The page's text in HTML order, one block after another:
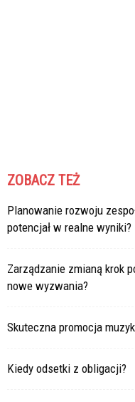
ZOBACZ TEŻ
Planowanie rozwoju
potencjał w realne wyniki?
Zarządzanie zmianą krok
nowe wyzwania?
Skuteczna promocja
Kiedy odsetki z obligacji?